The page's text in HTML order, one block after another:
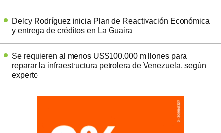
Delcy Rodríguez inicia Plan de Reactivación Económica
y entrega de créditos en La Guaira
Se requieren al menos US$100.000 millones para
reparar la infraestructura petrolera de Venezuela, según
experto